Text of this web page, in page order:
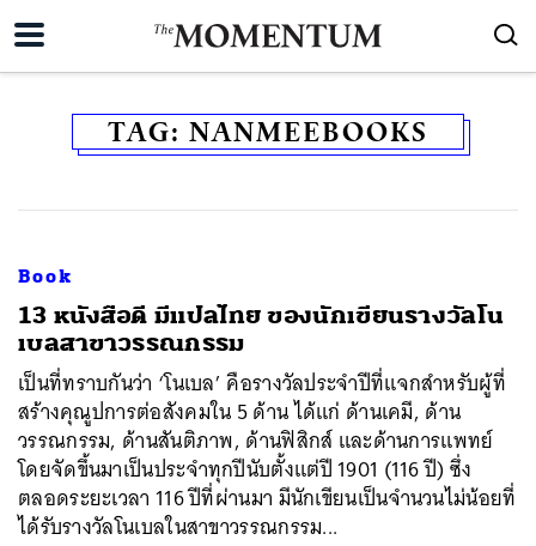
TAG: NANMEEBOOKS
Book
13 หนังสือดี มีแปลไทย ของนักเขียนรางวัลโน
เบลสาขาวรรณกรรม
เป็นที่ทราบกันว่า ‘โนเบล’ คือรางวัลประจำปีที่แจกสำหรับผู้ที่
สร้างคุณูปการต่อสังคมใน 5 ด้าน ได้แก่ ด้านเคมี, ด้าน
วรรณกรรม, ด้านสันติภาพ, ด้านฟิสิกส์ และด้านการแพทย์
โดยจัดขึ้นมาเป็นประจำทุกปีนับตั้งแต่ปี 1901 (116 ปี) ซึ่ง
ตลอดระยะเวลา 116 ปีที่ผ่านมา มีนักเขียนเป็นจำนวนไม่น้อยที่
ได้รับรางวัลโนเบลในสาขาวรรณกรรม...
ค้นหา